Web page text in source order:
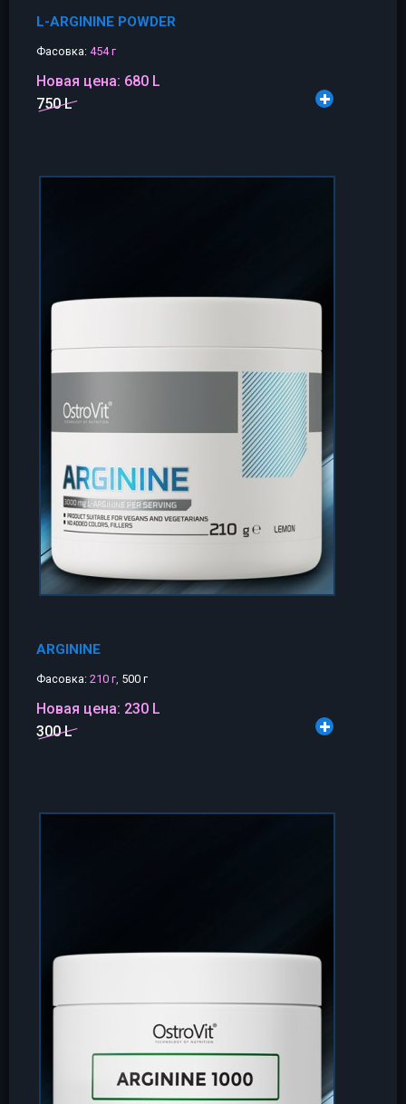
L-ARGININE POWDER
Фасовка: 454 г
Новая цена: 680 L
750 L
ARGININE
Фасовка: 210 г, 500 г
Новая цена: 230 L
300 L